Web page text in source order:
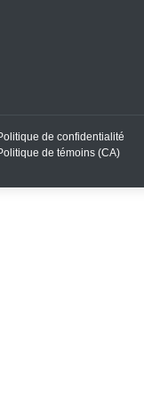
de confidentialité
de témoins (CA)